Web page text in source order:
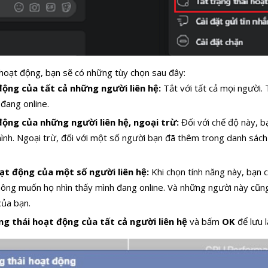
động, bạn sẽ có những tùy chọn sau đây:
của tất cả những người liên hệ: Tắt với tất cả mọi người.
online.
của những người liên hệ, ngoại trừ:Đối với chế độ này,
Ngoại trừ, đối với một số người bạn đã thêm trong danh
động của một số người liên hệ: Khi chọn tính năng này, bạn
muốn họ nhìn thấy mình đang online. Và những người này
bạn.
thái hoạt động của tất cả người liên hệvà bấm OKđể lưu